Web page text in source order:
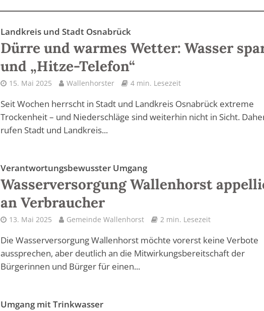
Landkreis und Stadt Osnabrück
Dürre und warmes Wetter: Wasser
und „Hitze-Telefon“
15. Mai 2025 Wallenhorster 4 min. Lesezeit
Seit Wochen herrscht in Stadt und Landkreis Osnabrück extreme
Trockenheit – und Niederschläge sind weiterhin nicht in Sicht.
rufen Stadt und Landkreis...
Verantwortungsbewusster Umgang
Wasserversorgung Wallenhorst
an Verbraucher
13. Mai 2025 Gemeinde Wallenhorst 2 min. Lesezeit
Die Wasserversorgung Wallenhorst möchte vorerst keine Verbote
aussprechen, aber deutlich an die Mitwirkungsbereitschaft der
Bürgerinnen und Bürger für einen...
Umgang mit Trinkwasser